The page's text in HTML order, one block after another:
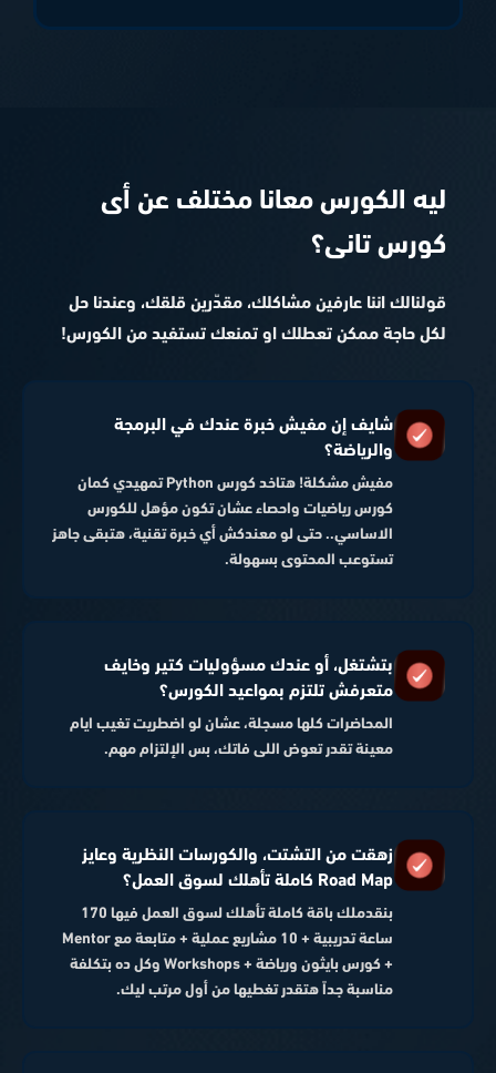
ليه الكورس معانا مختلف عن أى
كورس تانى؟
قولنالك اننا عارفين مشاكلك، مقدّرين قلقك، وعندنا حل
لكل حاجة ممكن تعطلك او تمنعك تستفيد من الكورس!
شايف إن مفيش خبرة عندك في البرمجة
والرياضة؟
مفيش مشكلة! هتاخد كورس Python تمهيدي كمان
كورس رياضيات واحصاء عشان تكون مؤهل للكورس
الاساسي.. حتى لو معندكش أي خبرة تقنية، هتبقى جاهز
تستوعب المحتوى بسهولة.
بتشتغل، أو عندك مسؤوليات كتير وخايف
متعرفش تلتزم بمواعيد الكورس؟
المحاضرات كلها مسجلة، عشان لو اضطريت تغيب ايام
معينة تقدر تعوض اللى فاتك، بس الإلتزام مهم.
زهقت من التشتت، والكورسات النظرية وعايز
Road Map كاملة تأهلك لسوق العمل؟
بنقدملك باقة كاملة تأهلك لسوق العمل فيها 170
ساعة تدريبية + 10 مشاريع عملية + متابعة مع Mentor
+ كورس بايثون ورياضة + Workshops وكل ده بتكلفة
مناسبة جداً هتقدر تغطيها من أول مرتب ليك.